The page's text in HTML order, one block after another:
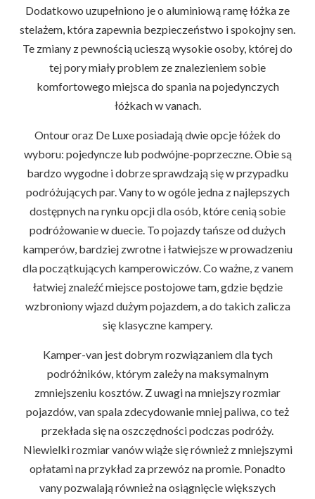
Dodatkowo uzupełniono je o aluminiową ramę łóżka ze
stelażem, która zapewnia bezpieczeństwo i spokojny sen.
Te zmiany z pewnością ucieszą wysokie osoby, której do
tej pory miały problem ze znalezieniem sobie
komfortowego miejsca do spania na pojedynczych
łóżkach w vanach.
Ontour oraz De Luxe posiadają dwie opcje łóżek do
wyboru: pojedyncze lub podwójne-poprzeczne. Obie są
bardzo wygodne i dobrze sprawdzają się w przypadku
podróżujących par. Vany to w ogóle jedna z najlepszych
dostępnych na rynku opcji dla osób, które cenią sobie
podróżowanie w duecie. To pojazdy tańsze od dużych
kamperów, bardziej zwrotne i łatwiejsze w prowadzeniu
dla początkujących kamperowiczów. Co ważne, z vanem
łatwiej znaleźć miejsce postojowe tam, gdzie będzie
wzbroniony wjazd dużym pojazdem, a do takich zalicza
się klasyczne kampery.
Kamper-van jest dobrym rozwiązaniem dla tych
podróżników, którym zależy na maksymalnym
zmniejszeniu kosztów. Z uwagi na mniejszy rozmiar
pojazdów, van spala zdecydowanie mniej paliwa, co też
przekłada się na oszczędności podczas podróży.
Niewielki rozmiar vanów wiąże się również z mniejszymi
opłatami na przykład za przewóz na promie. Ponadto
vany pozwalają również na osiągnięcie większych